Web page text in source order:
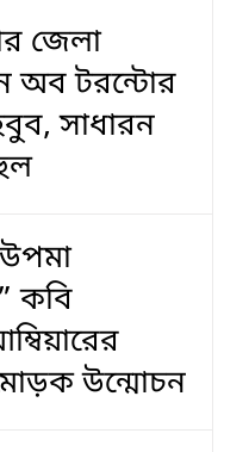
জেলা
অব টরন্টোর
সাধারন
কবি
মোড়ক উন্মোচন